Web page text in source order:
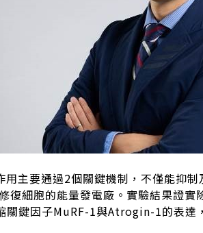
主要通過2個關鍵機制，不僅能抑制
復細胞的能量發電廠。實驗結果證
鍵因子MuRF-1與Atrogin-1的表達